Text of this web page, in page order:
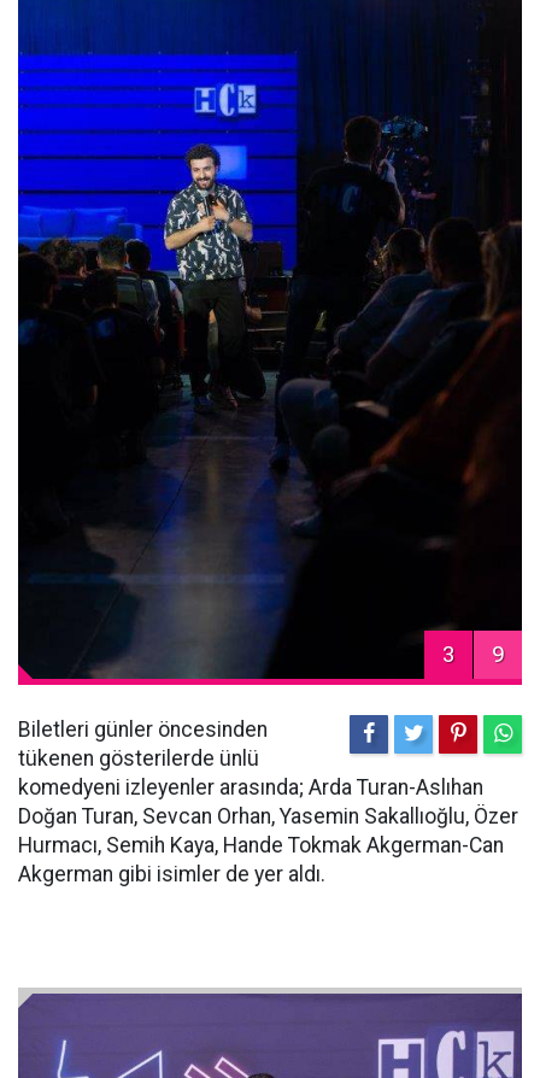
3 9
Biletleri günler öncesinden
tükenen gösterilerde ünlü
komedyeni izleyenler arasında; Arda Turan-Aslıhan
Doğan Turan, Sevcan Orhan, Yasemin Sakallıoğlu, Özer
Hurmacı, Semih Kaya, Hande Tokmak Akgerman-Can
Akgerman gibi isimler de yer aldı.